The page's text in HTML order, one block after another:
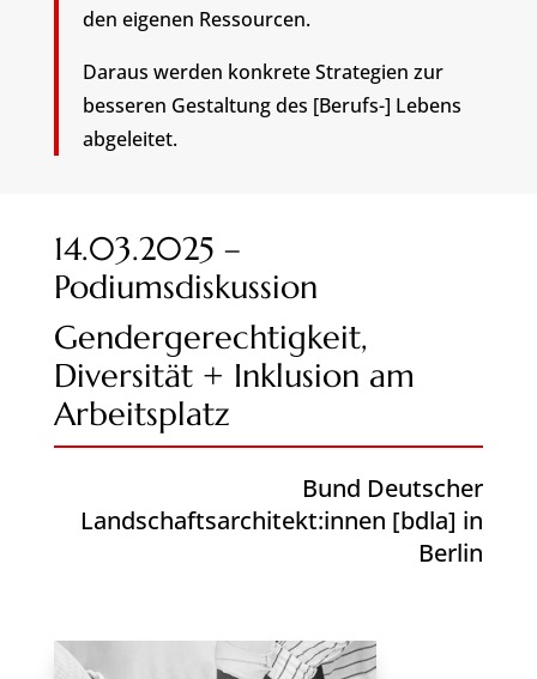
den eigenen Ressourcen.
Daraus werden konkrete Strategien zur
besseren Gestaltung des [Berufs-] Lebens
abgeleitet.
14.03.2025 –
Podiumsdiskussion
Gendergerechtigkeit,
Diversität + Inklusion am
Arbeitsplatz
Bund Deutscher
Landschaftsarchitekt:innen [bdla] in
Berlin